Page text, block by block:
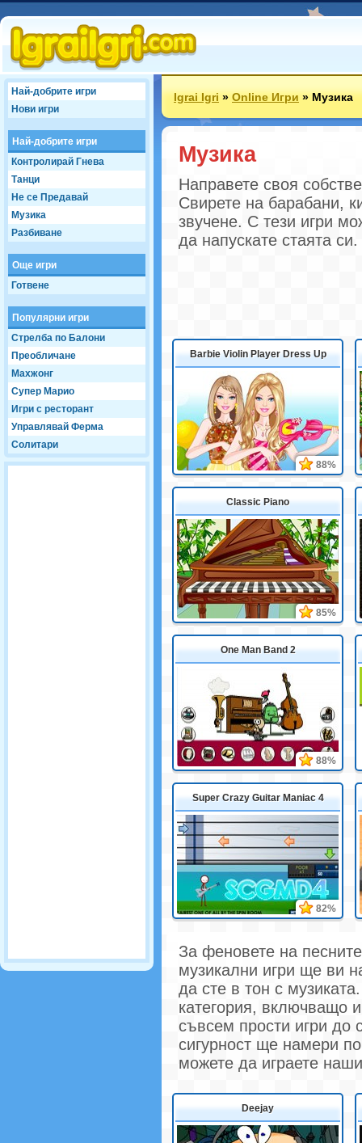
Най-добрите игри
Нови игри
Най-добрите игри
Контролирай Гнева
Танци
Не се Предавай
Музика
Разбиване
Още игри
Готвене
Популярни игри
Стрелба по Балони
Преобличане
Махжонг
Супер Марио
Игри с ресторант
Управлявай Ферма
Солитари
Igrai Igri»Online Игри»Музика
Музика
Направете своя
Свирете на барабани,
звучене. С тези игри
да напускате стаята
Barbie Violin Player Dress Up
88%
Classic Piano
85%
One Man Band 2
88%
Super Crazy Guitar Maniac 4
82%
За феновете на
музикални игри ще ви
да сте в тон с
категория, включващо
съвсем прости игри до
сигурност ще намери
можете да играете
Deejay